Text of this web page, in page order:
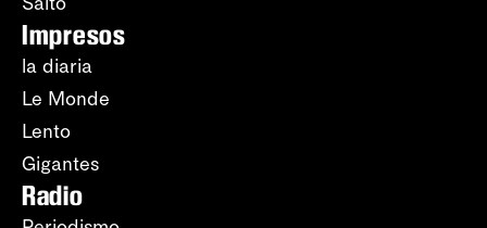
Impresos
la diaria
Le Monde
Lento
Gigantes
Radio